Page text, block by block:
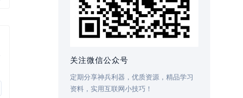
关注微信公众号
定期分享神兵利器，优质资源，精品学习
资料，实用互联网小技巧！